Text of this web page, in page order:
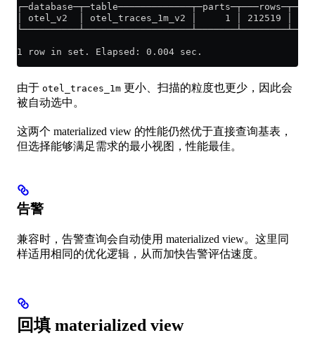
│ otel_v2  │ otel_traces_1m_v2 │     1 │ 212519 │
1 row in set. Elapsed: 0.004 sec.
由于 otel_traces_1m 更小、扫描的粒度也更少，因此会
被自动选中。
这两个 materialized view 的性能仍然优于直接查询基表，
但选择能够满足需求的最小视图，性能最佳。
告警
兼容时，告警查询会自动使用 materialized view。这里同
样适用相同的优化逻辑，从而加快告警评估速度。
回填 materialized view